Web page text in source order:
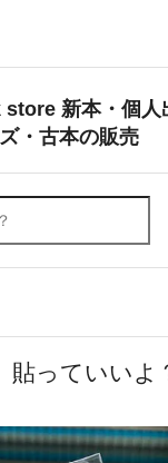
新本・個人
ズ・古本の販売
っていいよ